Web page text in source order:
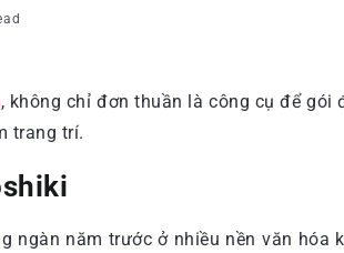
, không chỉ đơn thuần là công cụ để
trang trí.
năm trước ở nhiều nền văn